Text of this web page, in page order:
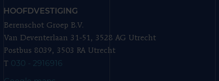
HOOFDVESTIGING
Berenschot Groep B.V.
Van Deventerlaan 31-51, 3528 AG Utrecht
Postbus 8039, 3503 RA Utrecht
T 030 - 2916916